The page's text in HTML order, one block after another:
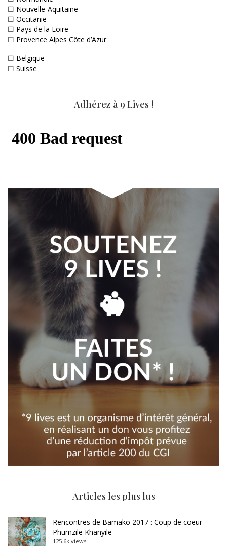
☐ Nouvelle-Aquitaine
☐ Occitanie
☐ Pays de la Loire
☐ Provence Alpes Côte d’Azur
☐ Belgique
☐ Suisse
Adhérez à 9 Lives !
Articles les plus lus
Rencontres de Bamako 2017 : Coup de coeur –
Phumzile Khanyile
125.6k views